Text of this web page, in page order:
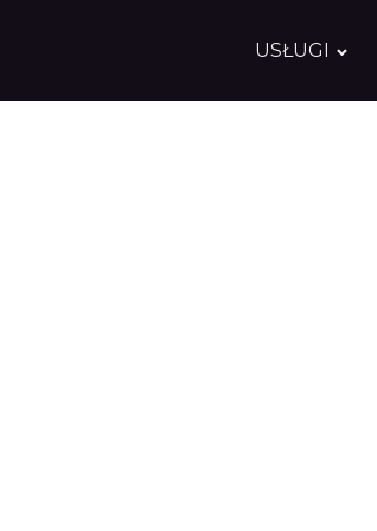
USŁUGI